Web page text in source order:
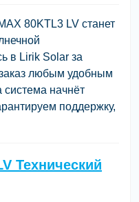
80KTL3 LV станет
в Lirik Solar за
любым удобным
начнёт
поддержку,
Технический